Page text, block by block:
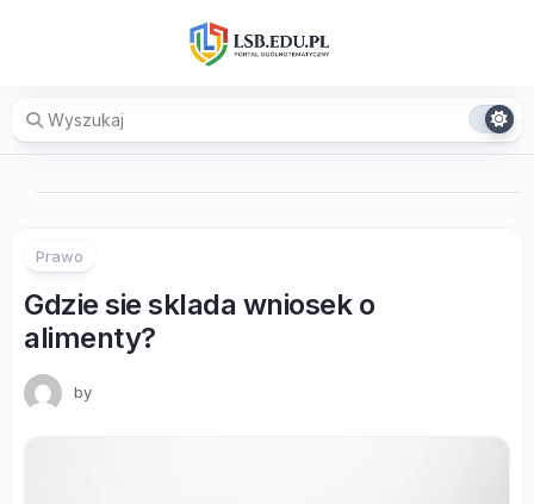
Prawo
Gdzie sie sklada wniosek o
alimenty?
by